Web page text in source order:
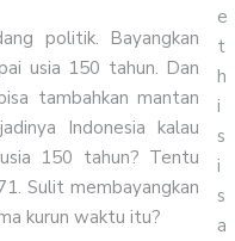
politik. Bayangkan
usia 150 tahun. Dan
tambahkan mantan
Indonesia kalau
150 tahun? Tentu
Sulit membayangkan
kurun waktu itu?
e
t
h
i
s
i
s
a